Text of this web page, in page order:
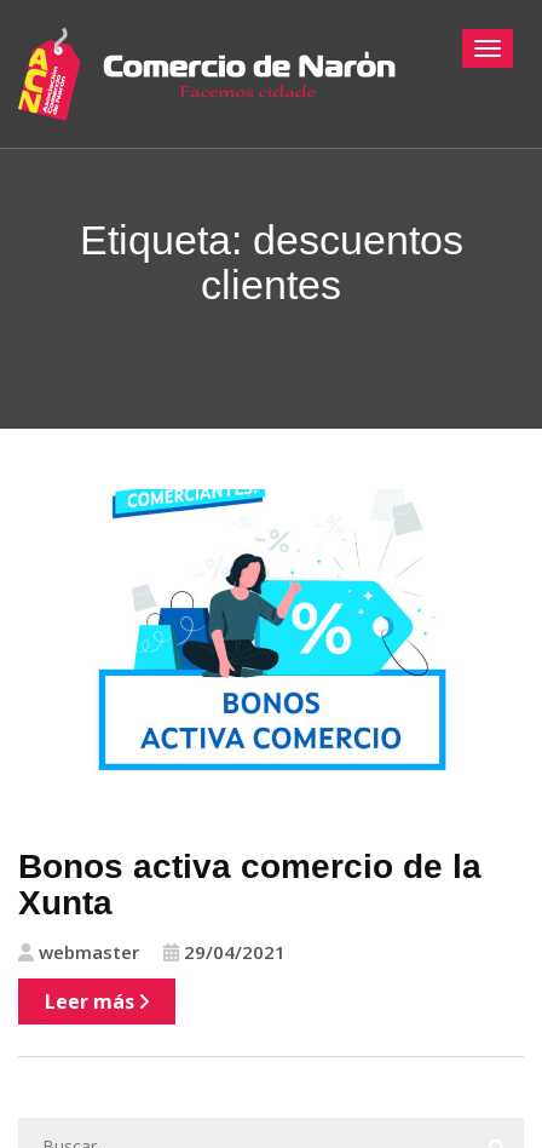
Etiqueta: descuentos
clientes
Bonos activa comercio de la
Xunta
webmaster 29/04/2021
Leer más